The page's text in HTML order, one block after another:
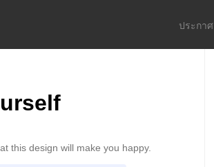
ประกาศ
this design will make you happy.